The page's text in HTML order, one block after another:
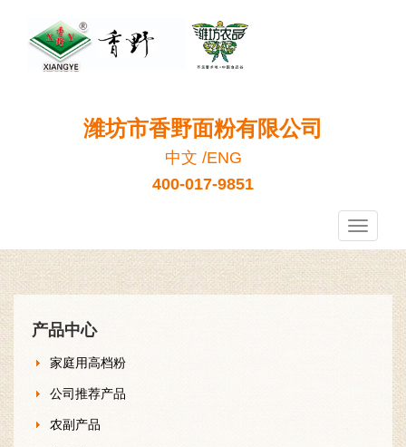
潍坊市香野面粉有限公司
中文 /ENG
400-017-9851
香
野
产品中心
家庭用高档粉
公司推荐产品
农副产品